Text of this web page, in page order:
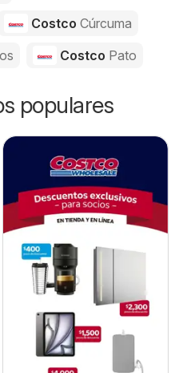
Costco Cúrcuma
Costco Pato
populares